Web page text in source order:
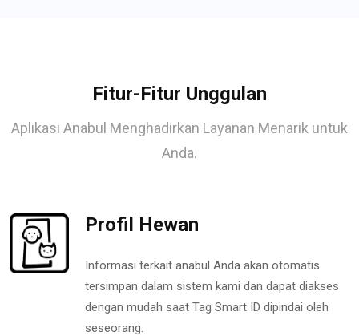
Fitur-Fitur Unggulan
Aplikasi Anabul Menghadirkan Layanan Menarik untuk
Anda.
Profil Hewan
Informasi terkait anabul Anda akan otomatis
tersimpan dalam sistem kami dan dapat diakses
dengan mudah saat Tag Smart ID dipindai oleh
seseorang.